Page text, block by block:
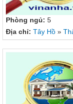
Phòng ngủ: 5
Địa chỉ: Tây Hồ »